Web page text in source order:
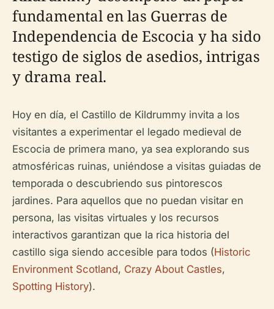
fundamental en las Guerras de
Independencia de Escocia y ha sido
testigo de siglos de asedios, intrigas
y drama real.
Hoy en día, el Castillo de Kildrummy invita a los
visitantes a experimentar el legado medieval de
Escocia de primera mano, ya sea explorando sus
atmosféricas ruinas, uniéndose a visitas guiadas de
temporada o descubriendo sus pintorescos
jardines. Para aquellos que no puedan visitar en
persona, las visitas virtuales y los recursos
interactivos garantizan que la rica historia del
castillo siga siendo accesible para todos (Historic
Environment Scotland, Crazy About Castles,
Spotting History).